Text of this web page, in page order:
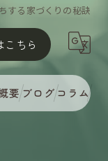
する家づくりの秘訣
こちら
要ブログコラム